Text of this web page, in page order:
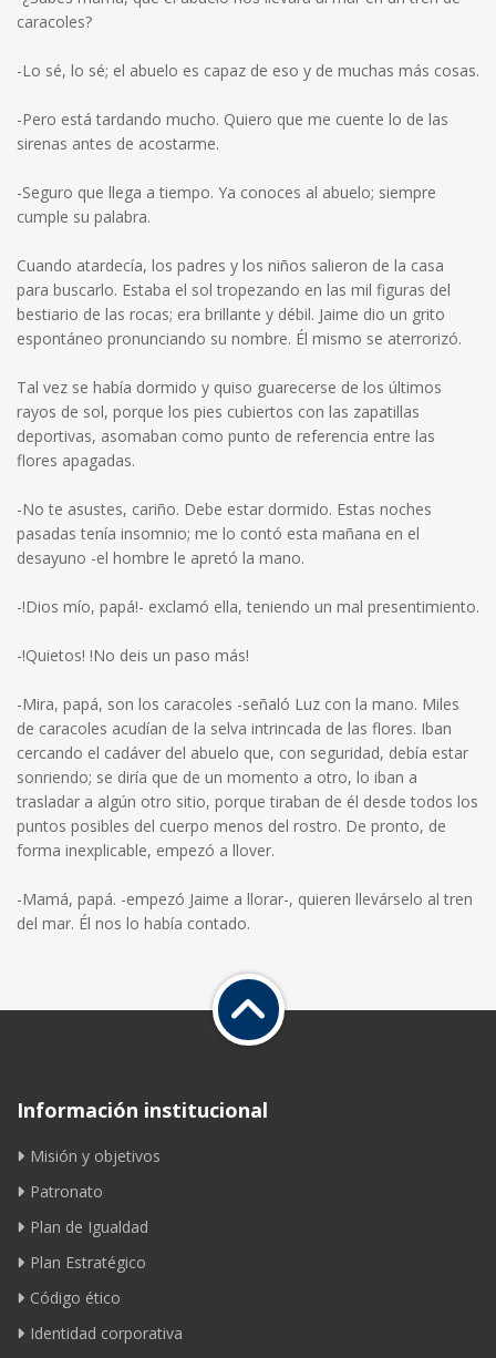
caracoles?
-Lo sé, lo sé; el abuelo es capaz de eso y de muchas más cosas.
-Pero está tardando mucho. Quiero que me cuente lo de las
sirenas antes de acostarme.
-Seguro que llega a tiempo. Ya conoces al abuelo; siempre
cumple su palabra.
Cuando atardecía, los padres y los niños salieron de la casa
para buscarlo. Estaba el sol tropezando en las mil figuras del
bestiario de las rocas; era brillante y débil. Jaime dio un grito
espontáneo pronunciando su nombre. Él mismo se aterrorizó.
Tal vez se había dormido y quiso guarecerse de los últimos
rayos de sol, porque los pies cubiertos con las zapatillas
deportivas, asomaban como punto de referencia entre las
flores apagadas.
-No te asustes, cariño. Debe estar dormido. Estas noches
pasadas tenía insomnio; me lo contó esta mañana en el
desayuno -el hombre le apretó la mano.
-!Dios mío, papá!- exclamó ella, teniendo un mal presentimiento.
-!Quietos! !No deis un paso más!
-Mira, papá, son los caracoles -señaló Luz con la mano. Miles
de caracoles acudían de la selva intrincada de las flores. Iban
cercando el cadáver del abuelo que, con seguridad, debía estar
sonriendo; se diría que de un momento a otro, lo iban a
trasladar a algún otro sitio, porque tiraban de él desde todos los
puntos posibles del cuerpo menos del rostro. De pronto, de
forma inexplicable, empezó a llover.
-Mamá, papá. -empezó Jaime a llorar-, quieren llevárselo al tren
del mar. Él nos lo había contado.
Información institucional
Misión y objetivos
Patronato
Plan de Igualdad
Plan Estratégico
Código ético
Identidad corporativa